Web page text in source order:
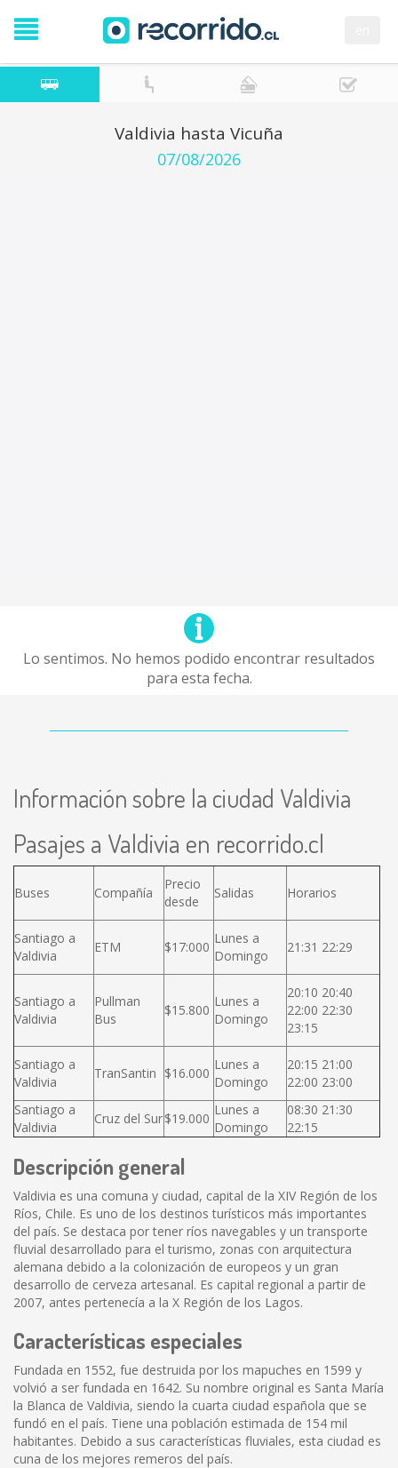
Valdivia hasta Vicuña
07/08/2026
Lo sentimos. No hemos podido encontrar resultados
para esta fecha.
Información sobre la ciudad Valdivia
Pasajes a Valdivia en recorrido.cl
Buses Compañía
Precio
desde
Salidas Horarios
Santiago a
Valdivia
ETM $17:000
Lunes a
Domingo
21:31 22:29
Santiago a
Valdivia
Pullman
Bus
$15.800
Lunes a
Domingo
20:10 20:40
22:00 22:30
23:15
Santiago a
Valdivia
TranSantin $16.000
Lunes a
Domingo
20:15 21:00
22:00 23:00
Santiago a
Valdivia
Cruz del Sur$19.000
Lunes a
Domingo
08:30 21:30
22:15
Descripción general
Valdivia es una comuna y ciudad, capital de la XIV Región de los
Ríos, Chile. Es uno de los destinos turísticos más importantes
del país. Se destaca por tener ríos navegables y un transporte
fluvial desarrollado para el turismo, zonas con arquitectura
alemana debido a la colonización de europeos y un gran
desarrollo de cerveza artesanal. Es capital regional a partir de
2007, antes pertenecía a la X Región de los Lagos.
Características especiales
Fundada en 1552, fue destruida por los mapuches en 1599 y
volvió a ser fundada en 1642. Su nombre original es Santa María
la Blanca de Valdivia, siendo la cuarta ciudad española que se
fundó en el país. Tiene una población estimada de 154 mil
habitantes. Debido a sus características fluviales, esta ciudad es
cuna de los mejores remeros del país.